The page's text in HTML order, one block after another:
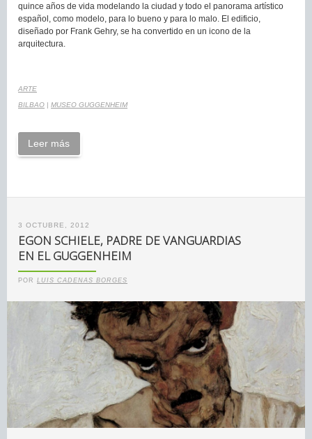
quince años de vida modelando la ciudad y todo el panorama artístico
español, como modelo, para lo bueno y para lo malo. El edificio,
diseñado por Frank Gehry, se ha convertido en un icono de la
arquitectura.
ARTE
BILBAO | MUSEO GUGGENHEIM
Leer más
3 OCTUBRE, 2012
EGON SCHIELE, PADRE DE VANGUARDIAS
EN EL GUGGENHEIM
POR LUIS CADENAS BORGES